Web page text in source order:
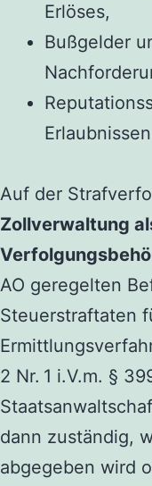
Erlöses,
Bußgelder
Auf der
Zollverwaltung
AO geregelten
Steuerstraftaten
2 Nr. 1 i.V.m. §
dann zuständig,
abgegeben wird